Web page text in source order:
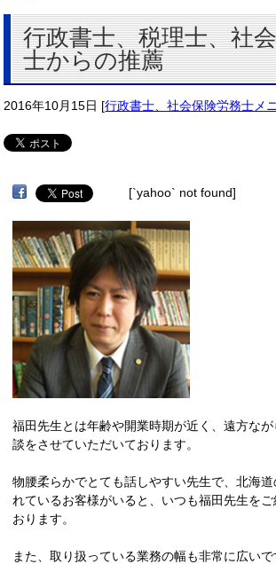
行政書士、税理士、社
士からの推薦
2016年10月15日 [行政書士、社会保険労務士メ
[`yahoo` not found]
福田先生とは年齢や開業時期が近く、遠方な
談をさせていただいております。
物腰柔らかでとても話しやすい先生で、北海道
れているお客様がいると、いつも福田先生を
おります。
また、取り扱っている業務の幅も非常に広いで